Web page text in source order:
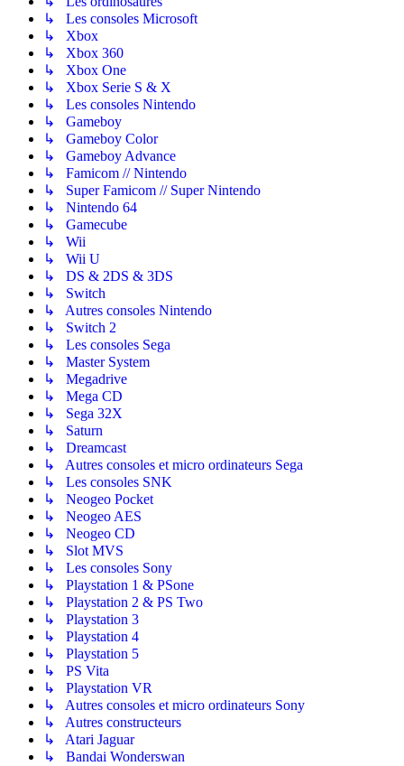
↳ Les consoles Microsoft
↳ Xbox
↳ Xbox 360
↳ Xbox One
↳ Xbox Serie S & X
↳ Les consoles Nintendo
↳ Gameboy
↳ Gameboy Color
↳ Gameboy Advance
↳ Famicom // Nintendo
↳ Super Famicom // Super Nintendo
↳ Nintendo 64
↳ Gamecube
↳ Wii
↳ Wii U
↳ DS & 2DS & 3DS
↳ Switch
↳ Autres consoles Nintendo
↳ Switch 2
↳ Les consoles Sega
↳ Master System
↳ Megadrive
↳ Mega CD
↳ Sega 32X
↳ Saturn
↳ Dreamcast
↳ Autres consoles et micro ordinateurs Sega
↳ Les consoles SNK
↳ Neogeo Pocket
↳ Neogeo AES
↳ Neogeo CD
↳ Slot MVS
↳ Les consoles Sony
↳ Playstation 1 & PSone
↳ Playstation 2 & PS Two
↳ Playstation 3
↳ Playstation 4
↳ Playstation 5
↳ PS Vita
↳ Playstation VR
↳ Autres consoles et micro ordinateurs Sony
↳ Autres constructeurs
↳ Atari Jaguar
↳ Bandai Wonderswan